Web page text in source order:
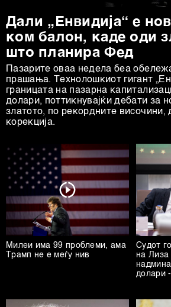
Дали „Енвидија“ е
ком балон, каде оди
што планира Фед
Пазарите оваа недела беа
прашања. Технолошкиот гигант
границата на пазарна
долари, поттикнувајќи дебати за
златото, по рекордните височини,
корекција.
Милеи има 99 проблеми, ама
Трамп не е меѓу нив
Судот
на Лиза
долари